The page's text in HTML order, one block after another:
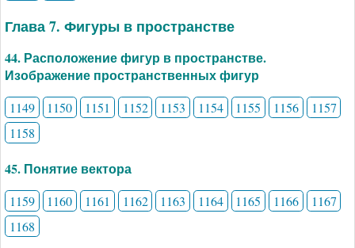
Глава 7. Фигуры в пространстве
44. Расположение фигур в пространстве.
Изображение пространственных фигур
1149 1150 1151 1152 1153 1154 1155 1156
1157
1158
45. Понятие вектора
1159 1160 1161 1162 1163 1164 1165 1166
1167
1168